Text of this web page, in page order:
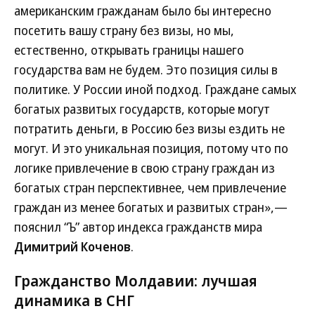
американским гражданам было бы интересно
посетить вашу страну без визы, но мы,
естественно, открывать границы нашего
государства вам не будем. Это позиция силы в
политике. У России иной подход. Граждане самых
богатых развитых государств, которые могут
потратить деньги, в Россию без визы ездить не
могут. И это уникальная позиция, потому что по
логике привлечение в свою страну граждан из
богатых стран перспективнее, чем привлечение
граждан из менее богатых и развитых стран»,—
пояснил “Ъ” автор индекса гражданств мира
Димитрий Коченов.
Гражданство Молдавии: лучшая
динамика в СНГ